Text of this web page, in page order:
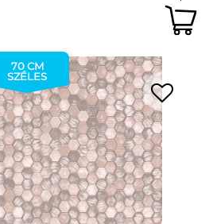
70 CM
SZÉLES